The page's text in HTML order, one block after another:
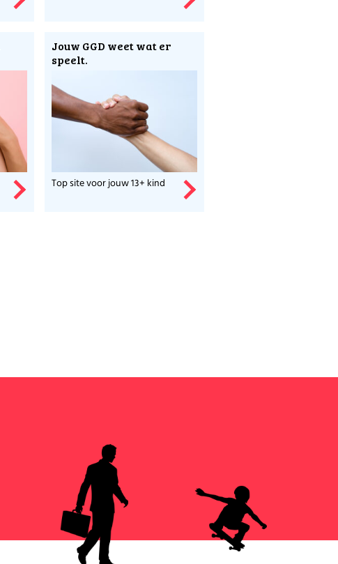
Jouw GGD weet wat er
speelt.
Top site voor jouw 13+ kind